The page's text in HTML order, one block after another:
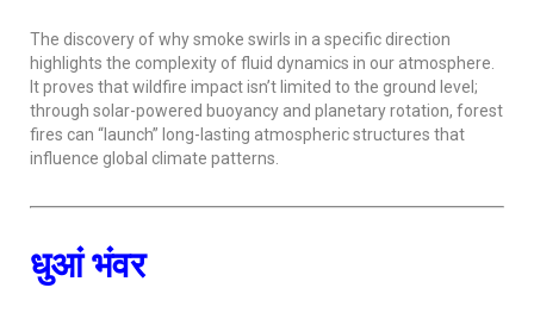
The discovery of why smoke swirls in a specific direction
highlights the complexity of fluid dynamics in our atmosphere.
It proves that wildfire impact isn’t limited to the ground level;
through solar-powered buoyancy and planetary rotation, forest
fires can “launch” long-lasting atmospheric structures that
influence global climate patterns.
धुआं भंवर